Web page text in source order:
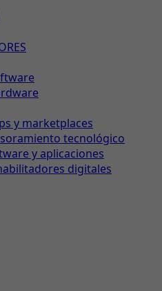
y marketplaces
tecnológico
y aplicaciones
digitales